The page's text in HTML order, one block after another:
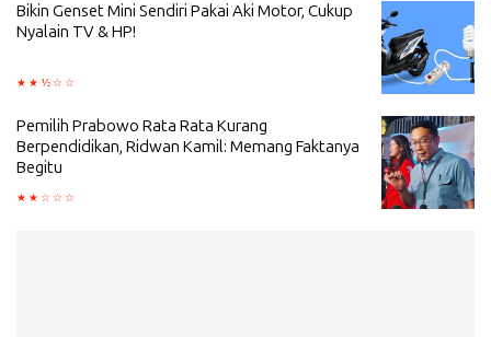
Bikin Genset Mini Sendiri Pakai Aki Motor, Cukup
Nyalain TV & HP!
Pemilih Prabowo Rata Rata Kurang
Berpendidikan, Ridwan Kamil: Memang Faktanya
Begitu